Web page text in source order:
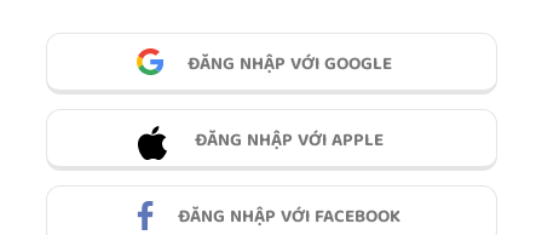
ĐĂNG NHẬP VỚI GOOGLE
ĐĂNG NHẬP VỚI APPLE
ĐĂNG NHẬP VỚI FACEBOOK